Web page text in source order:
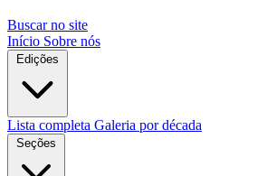
Buscar no site
Início Sobre nós
Edições
Lista completa Galeria por década
Seções